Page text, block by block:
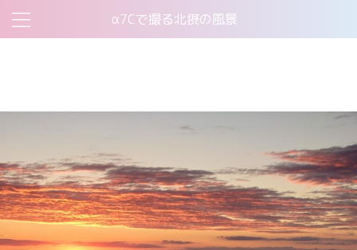
α7Cで撮る北摂の風景